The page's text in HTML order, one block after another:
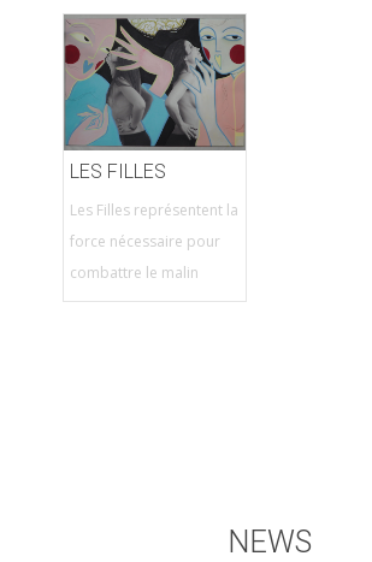
LES FILLES
Les Filles représentent la
force nécessaire pour
combattre le malin
NEWS